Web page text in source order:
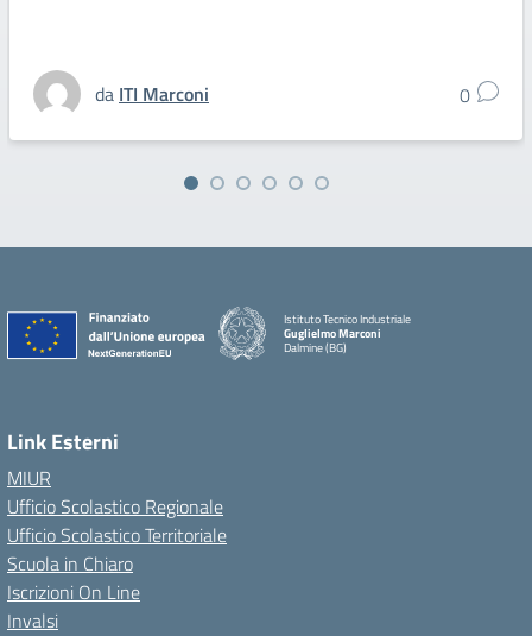
da ITI Marconi 0
Istituto Tecnico Industriale
Guglielmo Marconi
Dalmine (BG)
Link Esterni
MIUR
Ufficio Scolastico Regionale
Ufficio Scolastico Territoriale
Scuola in Chiaro
Iscrizioni On Line
Invalsi